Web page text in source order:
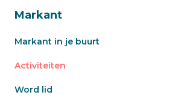
Markant
Markant in je buurt
Activiteiten
Word lid